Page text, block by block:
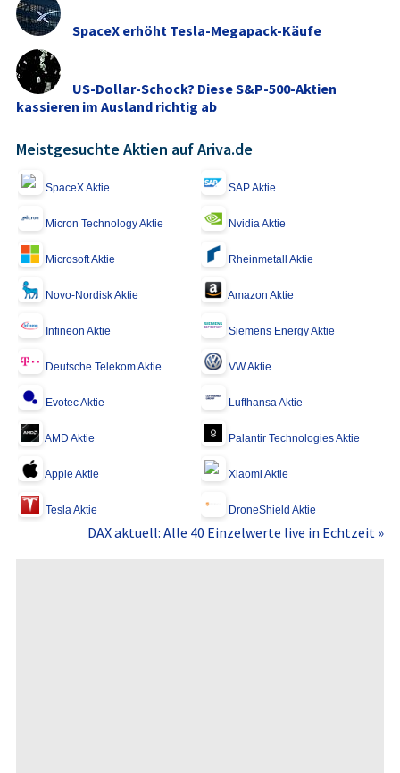
SpaceX erhöht Tesla-Megapack-Käufe
US-Dollar-Schock? Diese S&P-500-Aktien
kassieren im Ausland richtig ab
Meistgesuchte Aktien auf Ariva.de
SpaceX Aktie SAP Aktie
Micron Technology Aktie Nvidia Aktie
Microsoft Aktie Rheinmetall Aktie
Novo-Nordisk Aktie Amazon Aktie
Infineon Aktie Siemens Energy Aktie
Deutsche Telekom Aktie VW Aktie
Evotec Aktie Lufthansa Aktie
AMD Aktie Palantir Technologies Aktie
Apple Aktie Xiaomi Aktie
Tesla Aktie DroneShield Aktie
DAX aktuell: Alle 40 Einzelwerte live in Echtzeit »